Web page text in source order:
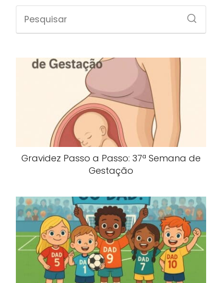
Gravidez Passo a Passo: 37ª Semana de
Gestação